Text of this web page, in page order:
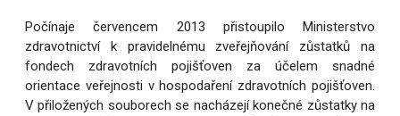
Počínaje červencem 2013 přistoupilo Ministerstvo
zdravotnictví k pravidelnému zveřejňování zůstatků na
fondech zdravotních pojišťoven za účelem snadné
orientace veřejnosti v hospodaření zdravotních pojišťoven.
V přiložených souborech se nacházejí konečné zůstatky na